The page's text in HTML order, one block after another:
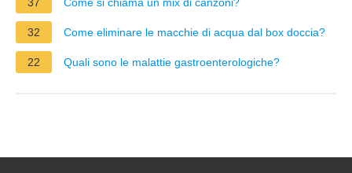
32 Come eliminare le macchie di acqua dal box doccia?
22 Quali sono le malattie gastroenterologiche?